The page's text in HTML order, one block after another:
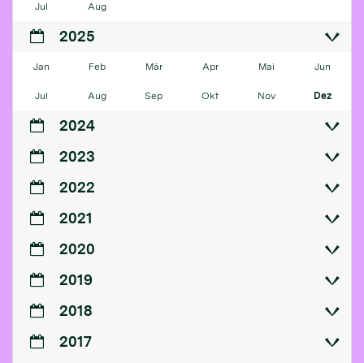
Jul Aug
2025
Jan Feb Mär Apr Mai Jun
Jul Aug Sep Okt Nov Dez
2024
2023
2022
2021
2020
2019
2018
2017